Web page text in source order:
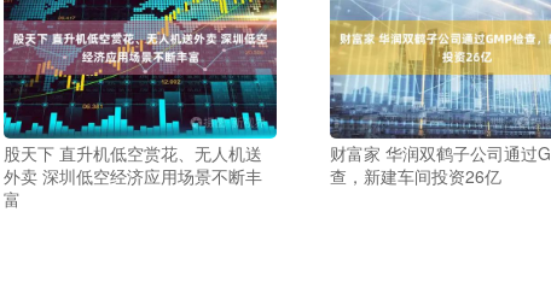
股天下 直升机低空赏花、无人机送
外卖 深圳低空经济应用场景不断丰
富
财富家 华润双鹤子公司通过
查，新建车间投资26亿